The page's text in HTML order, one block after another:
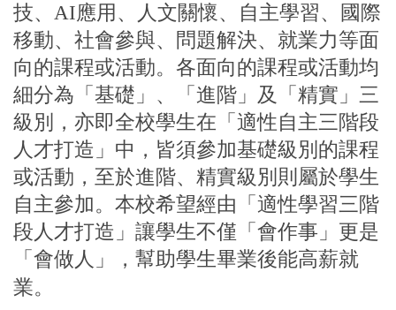
技、AI應用、人文關懷、自主學習、國際
移動、社會參與、問題解決、就業力等面
向的課程或活動。各面向的課程或活動均
細分為「基礎」、「進階」及「精實」三
級別，亦即全校學生在「適性自主三階段
人才打造」中，皆須參加基礎級別的課程
或活動，至於進階、精實級別則屬於學生
自主參加。本校希望經由「適性學習三階
段人才打造」讓學生不僅「會作事」更是
「會做人」，幫助學生畢業後能高薪就
業。